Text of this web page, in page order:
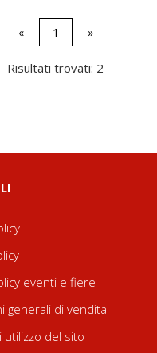
« 1 »
Risultati trovati: 2
eventi e fiere
generali di vendita
utilizzo del sito